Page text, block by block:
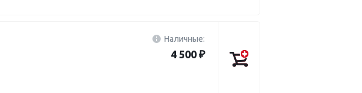
Наличные:
4 500 ₽